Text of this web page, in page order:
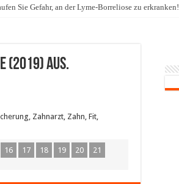
Sie Gefahr, an der Lyme-Borreliose zu erkranken!
(2019) aus.
Zahnarzt, Zahn, Fit,
16 17 18 19 20
21